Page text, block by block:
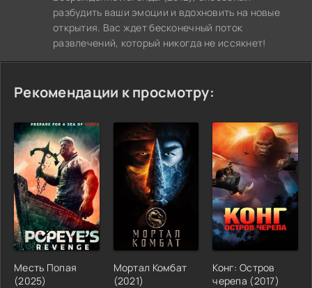
разбудить ваши эмоции и вдохновить на новые
открытия. Вас ждет бесконечный поток
развлечений, который никогда не иссякнет!
Рекомендации к просмотру:
Месть Попая
(2025)
Мортал Комбат
(2021)
Конг: Остров
черепа (2017)